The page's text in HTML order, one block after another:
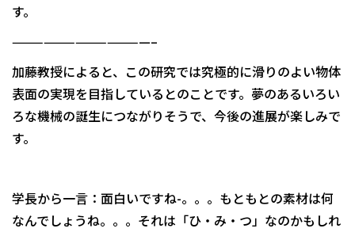
す。
—————————————–
加藤教授によると、この研究では究極的に滑りのよい物体
表面の実現を目指しているとのことです。夢のあるいろい
ろな機械の誕生につながりそうで、今後の進展が楽しみで
す。
学長から一言：面白いですね-。。。もともとの素材は何
なんでしょうね。。。それは「ひ・み・つ」なのかもしれ